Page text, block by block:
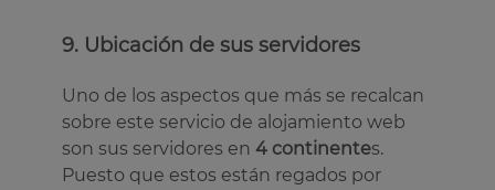
9. Ubicación de sus servidores
Uno de los aspectos que más se recalcan
sobre este servicio de alojamiento web
son sus servidores en 4 continentes.
Puesto que estos están regados por